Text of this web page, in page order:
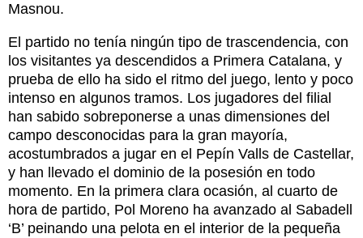
Masnou.
El partido no tenía ningún tipo de trascendencia, con
los visitantes ya descendidos a Primera Catalana, y
prueba de ello ha sido el ritmo del juego, lento y poco
intenso en algunos tramos. Los jugadores del filial
han sabido sobreponerse a unas dimensiones del
campo desconocidas para la gran mayoría,
acostumbrados a jugar en el Pepín Valls de Castellar,
y han llevado el dominio de la posesión en todo
momento. En la primera clara ocasión, al cuarto de
hora de partido, Pol Moreno ha avanzado al Sabadell
‘B’ peinando una pelota en el interior de la pequeña